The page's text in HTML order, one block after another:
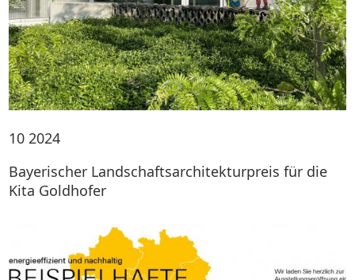
10 2024
Bayerischer Landschaftsarchitekturpreis für die
Kita Goldhofer